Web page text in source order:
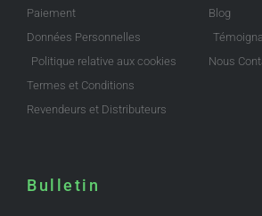
Paiement
Données Personnelles
Politique relative aux cookies
Termes et Conditions
Revendeurs et Distributeurs
Blog
Nous
Bulletin